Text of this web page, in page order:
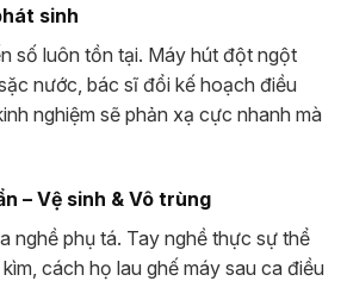
sinh
số luôn tồn tại. Máy hút đột ngột
nước, bác sĩ đổi kế hoạch điều
nghiệm sẽ phản xạ cực nhanh mà
– Vệ sinh & Vô trùng
nghề phụ tá. Tay nghề thực sự thể
cách họ lau ghế máy sau ca điều